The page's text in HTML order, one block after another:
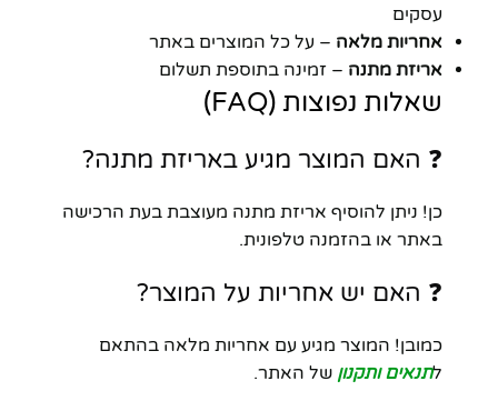
עסקים
אחריות מלאה – על כל המוצרים באתר
אריזת מתנה – זמינה בתוספת תשלום
שאלות נפוצות (FAQ)
❓ האם המוצר מגיע באריזת מתנה?
כן! ניתן להוסיף אריזת מתנה מעוצבת בעת הרכישה
באתר או בהזמנה טלפונית.
❓ האם יש אחריות על המוצר?
כמובן! המוצר מגיע עם אחריות מלאה בהתאם
לתנאים ותקנון של האתר.